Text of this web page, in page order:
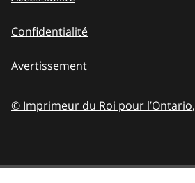
Confidentialité
Avertissement
© Imprimeur du Roi pour l’Ontario,